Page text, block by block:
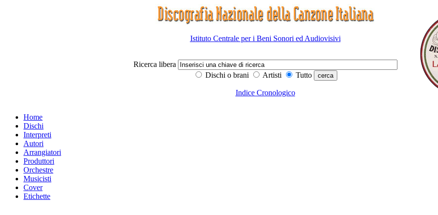
Istituto Centrale per i Beni Sonori ed Audiovisivi
Ricerca libera
Dischi o brani
Artisti Tutto
Indice Cronologico
Home
Dischi
Interpreti
Autori
Arrangiatori
Produttori
Orchestre
Musicisti
Cover
Etichette